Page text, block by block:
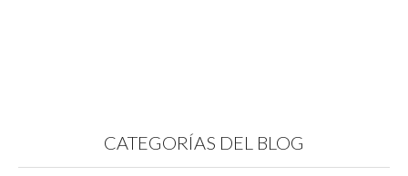
CATEGORÍAS DEL BLOG